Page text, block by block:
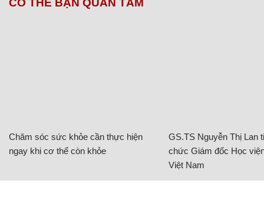
CÓ THỂ BẠN QUAN TÂM
Chăm sóc sức khỏe cần thực hiện
ngay khi cơ thể còn khỏe
GS.TS Nguyễn Thị Lan
chức Giám đốc Học
Việt Nam